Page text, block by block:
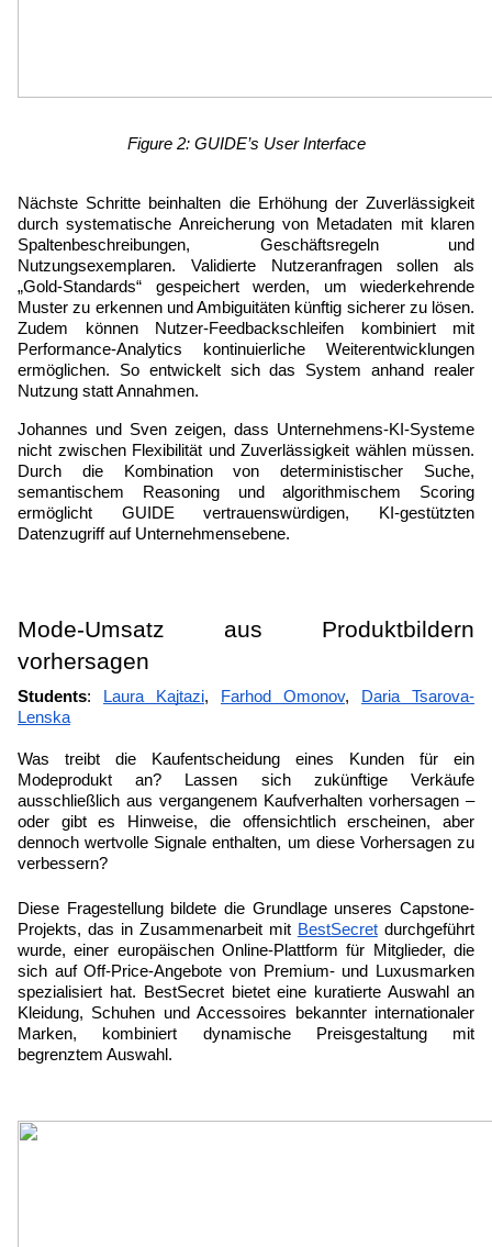
Figure 2: GUIDE’s User Interface
Nächste Schritte beinhalten die Erhöhung der Zuverlässigkeit
durch systematische Anreicherung von Metadaten mit klaren
Spaltenbeschreibungen, Geschäftsregeln und
Nutzungsexemplaren. Validierte Nutzeranfragen sollen als
„Gold-Standards“ gespeichert werden, um wiederkehrende
Muster zu erkennen und Ambiguitäten künftig sicherer zu lösen.
Zudem können Nutzer-Feedbackschleifen kombiniert mit
Performance-Analytics kontinuierliche Weiterentwicklungen
ermöglichen. So entwickelt sich das System anhand realer
Nutzung statt Annahmen.
Johannes und Sven zeigen, dass Unternehmens-KI-Systeme
nicht zwischen Flexibilität und Zuverlässigkeit wählen müssen.
Durch die Kombination von deterministischer Suche,
semantischem Reasoning und algorithmischem Scoring
ermöglicht GUIDE vertrauenswürdigen, KI-gestützten
Datenzugriff auf Unternehmensebene.
Mode-Umsatz aus Produktbildern
vorhersagen
Students: Laura Kajtazi, Farhod Omonov,
Daria Tsarova-
Lenska
Was treibt die Kaufentscheidung eines Kunden für ein
Modeprodukt an? Lassen sich zukünftige Verkäufe
ausschließlich aus vergangenem Kaufverhalten vorhersagen –
oder gibt es Hinweise, die offensichtlich erscheinen, aber
dennoch wertvolle Signale enthalten, um diese Vorhersagen zu
verbessern?
Diese Fragestellung bildete die Grundlage unseres Capstone-
Projekts, das in Zusammenarbeit mit BestSecret durchgeführt
wurde, einer europäischen Online-Plattform für Mitglieder, die
sich auf Off-Price-Angebote von Premium- und Luxusmarken
spezialisiert hat. BestSecret bietet eine kuratierte Auswahl an
Kleidung, Schuhen und Accessoires bekannter internationaler
Marken, kombiniert dynamische Preisgestaltung mit
begrenztem Auswahl.